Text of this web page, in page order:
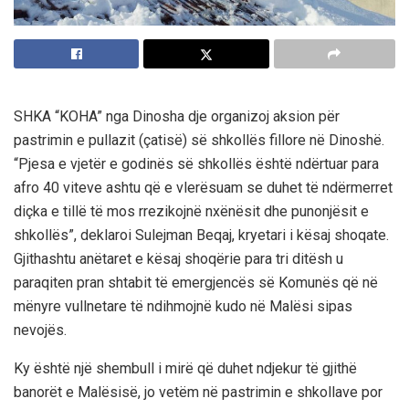
SHKA “KOHA” nga Dinosha dje organizoj aksion për
pastrimin e pullazit (çatisë) së shkollës fillore në Dinoshë.
“Pjesa e vjetër e godinës së shkollës është ndërtuar para
afro 40 viteve ashtu që e vlerësuam se duhet të ndërmerret
diçka e tillë të mos rrezikojnë nxënësit dhe punonjësit e
shkollës”, deklaroi Sulejman Beqaj, kryetari i kësaj shoqate.
Gjithashtu anëtaret e kësaj shoqërie para tri ditësh u
paraqiten pran shtabit të emergjencës së Komunës që në
mënyre vullnetare të ndihmojnë kudo në Malësi sipas
nevojës.
Ky është një shembull i mirë që duhet ndjekur të gjithë
banorët e Malësisë, jo vetëm në pastrimin e shkollave por